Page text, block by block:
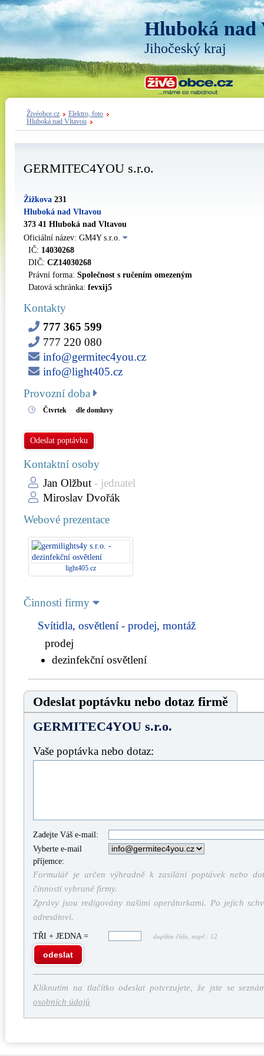
Hluboká nad
Jihočeský kraj
Živéobce.cz
Elektro, foto
Hluboká nad Vltavou
GERMITEC4YOU s.r.o.
Žižkova 231
Hluboká nad Vltavou
373 41 Hluboká nad Vltavou
Oficiální název: GM4Y s.r.o.
IČ: 14030268
DIČ: CZ14030268
Právní forma: Společnost s ručením omezeným
Datová schránka: fevxij5
Kontakty
777 365 599
777 220 080
info@germitec4you.cz
info@light405.cz
Provozní doba
Čtvrtek dle domluvy
Odeslat poptávku
Kontaktní osoby
Jan Olžbut - jednatel
Miroslav Dvořák
Webové prezentace
light405.cz
Činnosti firmy
Svítidla, osvětlení - prodej, montáž
prodej
dezinfekční osvětlení
Odeslat poptávku nebo dotaz firmě
GERMITEC4YOU s.r.o.
Vaše poptávka nebo dotaz:
Zadejte Váš e-mail:
Vyberte e-mail
příjemce:
Formulář je určen výhradně k zasílání poptávek nebo
činností vybrané firmy.
Zprávy jsou redigovány našimi operátorkami. Po jejich
adresátovi.
TŘI + JEDNA = doplňte číslo, např.: 12
odeslat
Kliknutím na tlačítko odeslat potvrzujete, že jste se
osobních údajů